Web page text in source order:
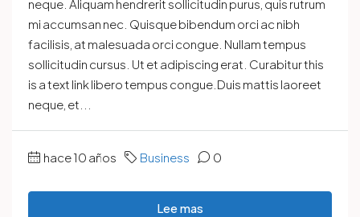
neque. Aliquam hendrerit sollicitudin purus, quis rutrum
mi accumsan nec. Quisque bibendum orci ac nibh
facilisis, at malesuada orci congue. Nullam tempus
sollicitudin cursus. Ut et adipiscing erat. Curabitur this
is a text link libero tempus congue.Duis mattis laoreet
neque, et...
hace 10 años Business 0
Lee mas